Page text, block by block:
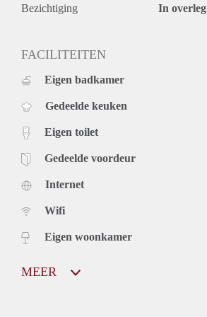
Bezichtiging In overleg
FACILITEITEN
Eigen badkamer
Gedeelde keuken
Eigen toilet
Gedeelde voordeur
Internet
Wifi
Eigen woonkamer
MEER